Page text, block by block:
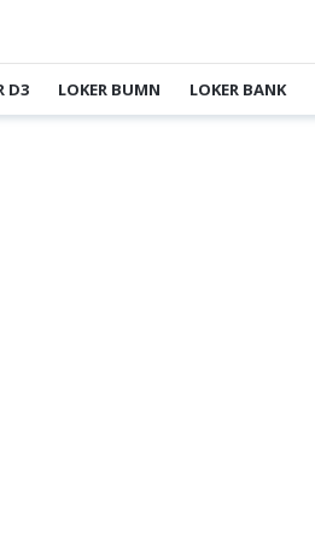
D3 LOKER BUMN LOKER BANK